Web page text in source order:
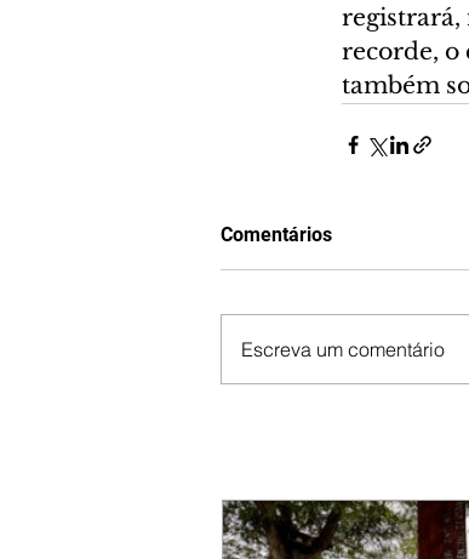
recorde, o
também
Comentários
Escreva um comentário